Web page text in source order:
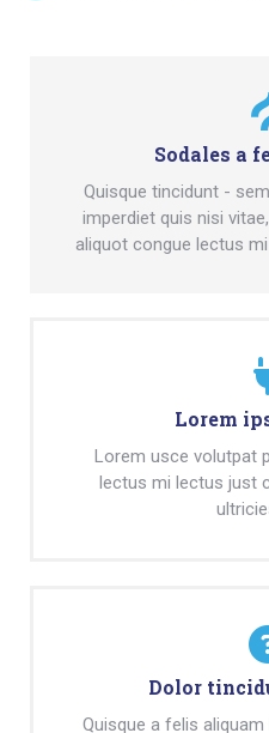
Sodales a
Quisque tincidunt -
imperdiet quis nisi
aliquot congue lectus
Lorem
Lorem usce volutpat
lectus mi lectus just
Dolor
Quisque a felis